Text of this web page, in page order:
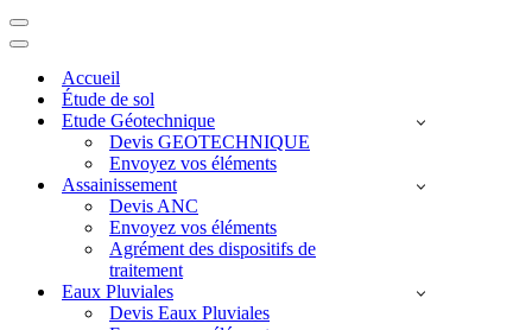
Menu
de
Menu
navigationAccueil
Étude de sol
Etude Géotechnique
Devis GEOTECHNIQUE
Envoyez vos éléments
Assainissement
Devis ANC
Envoyez vos éléments
Agrément des dispositifs de
traitement
Eaux Pluviales
Devis Eaux Pluviales